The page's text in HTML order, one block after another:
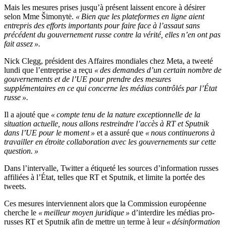
Mais les mesures prises jusqu’à présent laissent encore à désirer
selon Mme Šimonytė. « Bien que les plateformes en ligne aient
entrepris des efforts importants pour faire face à l’assaut sans
précédent du gouvernement russe contre la vérité, elles n’en ont pas
fait assez ».
Nick Clegg, président des Affaires mondiales chez Meta, a tweeté
lundi que l’entreprise a reçu « des demandes d’un certain nombre de
gouvernements et de l’UE pour prendre des mesures
supplémentaires en ce qui concerne les médias contrôlés par l’État
russe ».
Il a ajouté que « compte tenu de la nature exceptionnelle de la
situation actuelle, nous allons restreindre l’accès à RT et Sputnik
dans l’UE pour le moment » et a assuré que « nous continuerons à
travailler en étroite collaboration avec les gouvernements sur cette
question. »
Dans l’intervalle, Twitter a étiqueté les sources d’information russes
affiliées à l’État, telles que RT et Sputnik, et limite la portée des
tweets.
Ces mesures interviennent alors que la Commission européenne
cherche le « meilleur moyen juridique » d’interdire les médias pro-
russes RT et Sputnik afin de mettre un terme à leur « désinformation